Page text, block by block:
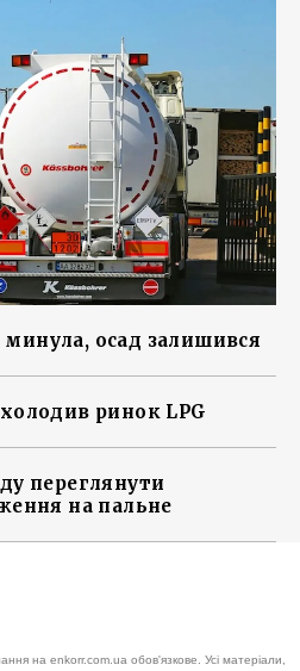
минула, осад залишився
ринок LPG
переглянути
на пальне
на enkorr.com.ua обов'язкове. Усі матеріали,